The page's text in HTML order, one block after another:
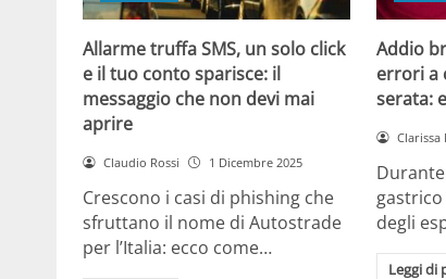
Allarme truffa SMS, un solo click
e il tuo conto sparisce: il
messaggio che non devi mai
aprire
Claudio Rossi 1 Dicembre 2025
Crescono i casi di phishing che
sfruttano il nome di Autostrade
per l’Italia: ecco come…
Addio
errori a
serata:
Clarissa
degli
Leggi di